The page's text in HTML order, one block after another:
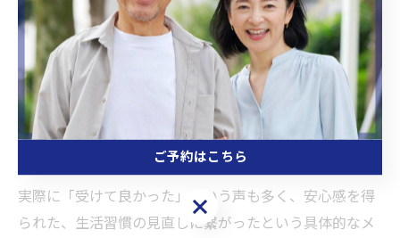
なかったのでは」と考えるケースが多いです。
しかし、脳の病気は症状が出にくいまま進行することが
あり、異常が見つからないという結果自体が健康を確認
できた証ともいえます。また、脳卒中などは発症後の後
遺症リスクが高く、早期発見・予防の観点からも定期的
な脳ドックの意義は大きいです。
実際に「受けて良かった」という声も多く、安心感を得
られた、生活習慣の見直しに繋がったという具体的なメ
ご予約はこちら
ご予約はこちら